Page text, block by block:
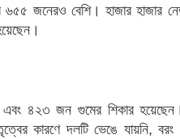
জনেরও বেশি। হাজার হাজার
এবং ৪২৩ জন গুমের শিকার
কারণে দলটি ভেঙে যায়নি,